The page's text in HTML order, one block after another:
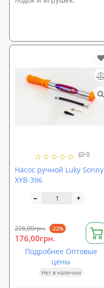
0
Насос ручной Luky Sonny
XYB-396
226,00грн. -22%
176,00грн.
Подробнее Оптовые
цены
Нет в наличии